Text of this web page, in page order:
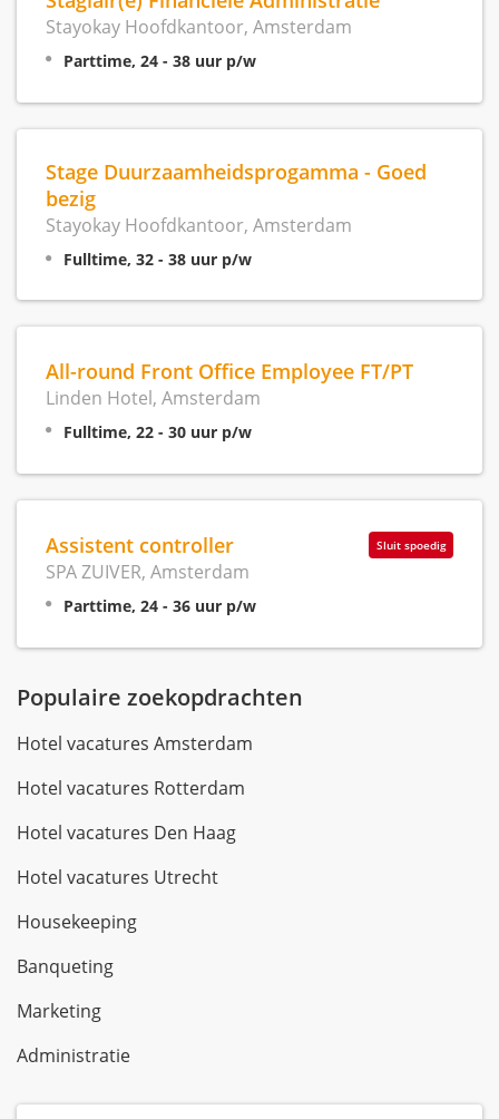
Stayokay Hoofdkantoor, Amsterdam
Parttime, 24 - 38 uur p/w
Stage Duurzaamheidsprogamma - Goed
bezig
Stayokay Hoofdkantoor, Amsterdam
Fulltime, 32 - 38 uur p/w
All-round Front Office Employee FT/PT
Linden Hotel, Amsterdam
Fulltime, 22 - 30 uur p/w
Sluit spoedig
Assistent controller
SPA ZUIVER, Amsterdam
Parttime, 24 - 36 uur p/w
Populaire zoekopdrachten
Hotel vacatures Amsterdam
Hotel vacatures Rotterdam
Hotel vacatures Den Haag
Hotel vacatures Utrecht
Housekeeping
Banqueting
Marketing
Administratie